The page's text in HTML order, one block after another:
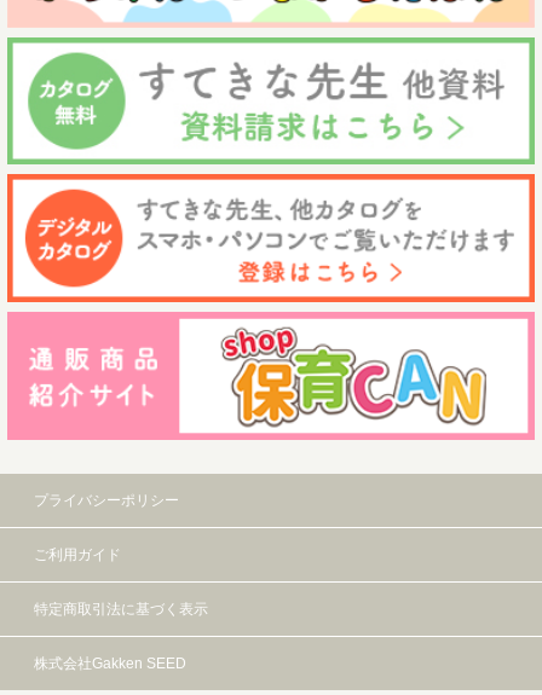
プライバシーポリシー
ご利用ガイド
特定商取引法に基づく表示
株式会社Gakken SEED